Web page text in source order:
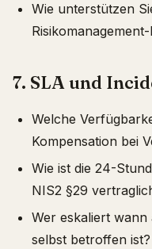
Wie unterstützen
7. SLA und
Welche
Kompensation bei
Wie ist die 24-
NIS2 §29
Wer eskaliert
selbst betroffen ist?